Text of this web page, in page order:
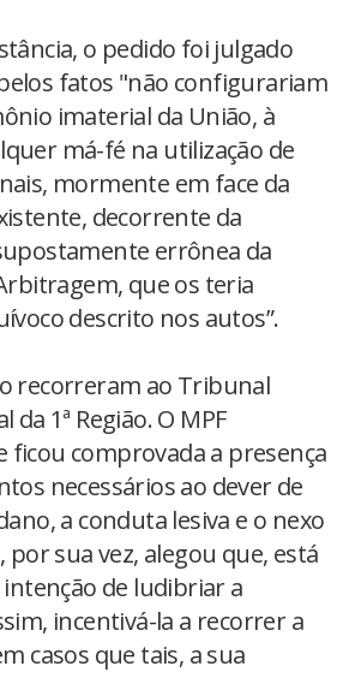
o pedido foi julgado
fatos "não configurariam
imaterial da União, à
má-fé na utilização de
mormente em face da
decorrente da
errônea da
que os teria
descrito nos autos”.
recorreram ao Tribunal
da 1ª Região. O MPF
ficou comprovada a presença
necessários ao dever de
a conduta lesiva e o nexo
por sua vez, alegou que, está
de ludibriar a
incentivá-la a recorrer a
casos que tais, a sua